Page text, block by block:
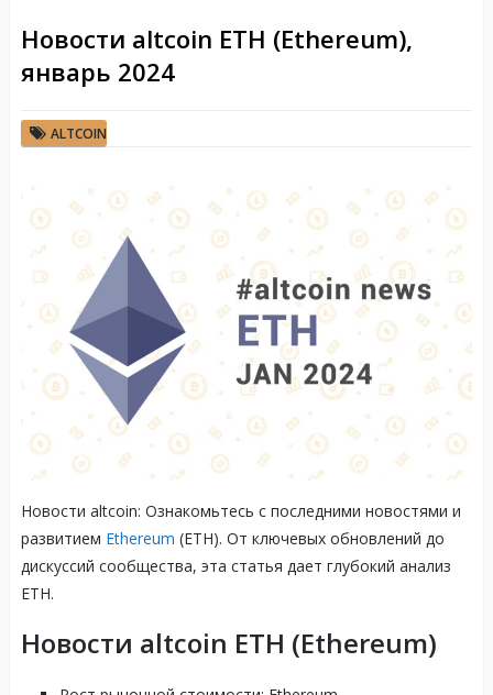
Новости altcoin ETH (Ethereum),
январь 2024
ALTCOIN
Новости altcoin: Ознакомьтесь с последними новостями и
развитием Ethereum (ETH). От ключевых обновлений до
дискуссий сообщества, эта статья дает глубокий анализ
ETH.
Новости altcoin ETH (Ethereum)